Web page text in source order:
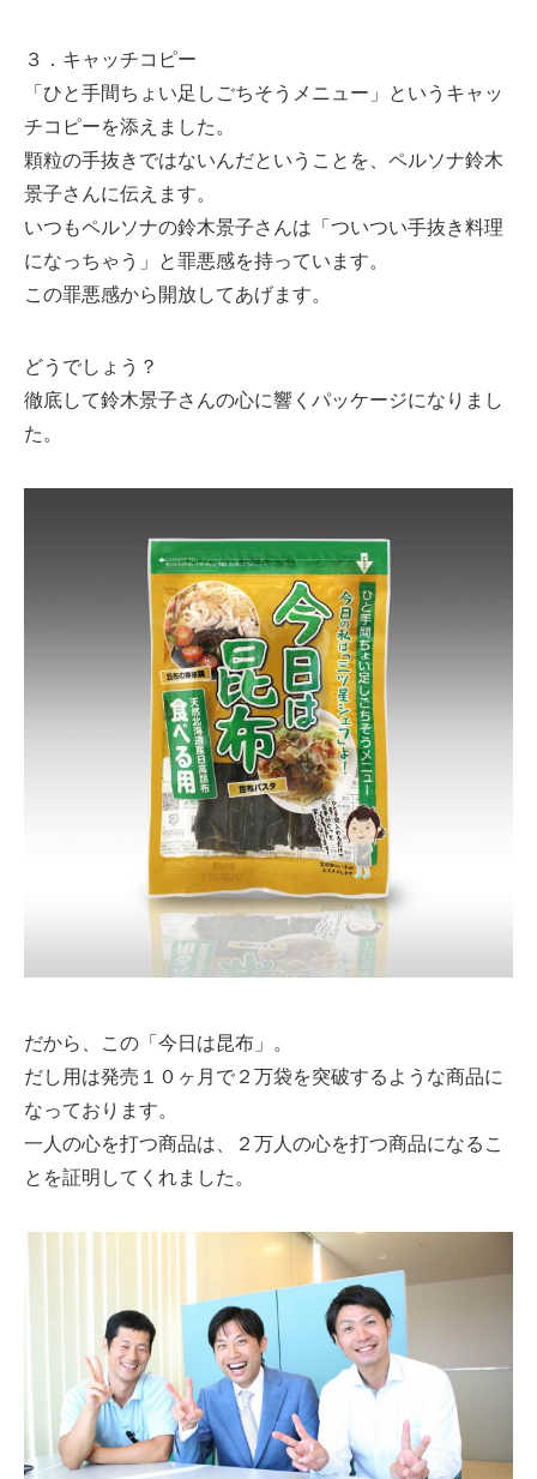
３．キャッチコピー
「ひと手間ちょい足しごちそうメニュー」というキャッ
チコピーを添えました。
顆粒の手抜きではないんだということを、ペルソナ鈴木
景子さんに伝えます。
いつもペルソナの鈴木景子さんは「ついつい手抜き料理
になっちゃう」と罪悪感を持っています。
この罪悪感から開放してあげます。
どうでしょう？
徹底して鈴木景子さんの心に響くパッケージになりまし
た。
だから、この「今日は昆布」。
だし用は発売１０ヶ月で２万袋を突破するような商品に
なっております。
一人の心を打つ商品は、２万人の心を打つ商品になるこ
とを証明してくれました。